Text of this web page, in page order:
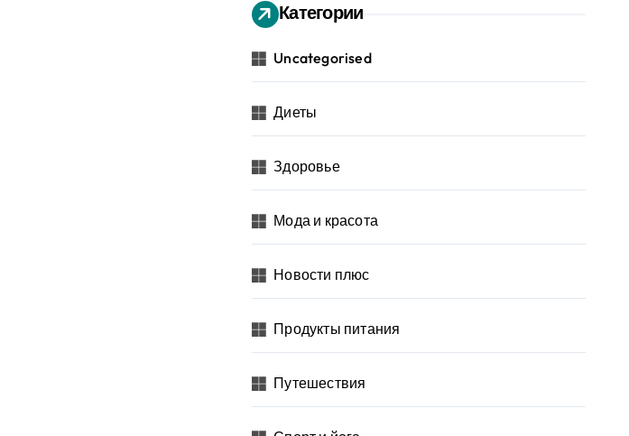
Категории
Uncategorised
Диеты
Здоровье
Мода и красота
Новости плюс
Продукты питания
Путешествия